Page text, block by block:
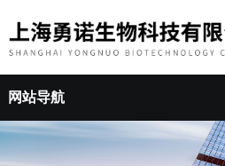
网站导航